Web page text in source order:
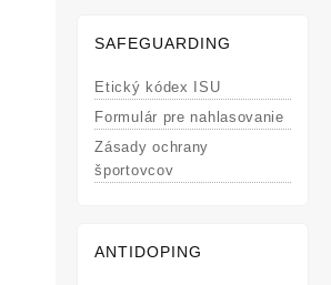
SAFEGUARDING
Etický kódex ISU
Formulár pre nahlasovanie
Zásady ochrany
športovcov
ANTIDOPING